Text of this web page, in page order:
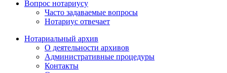
Вопрос нотариусу
Часто задаваемые вопросы
Нотариус отвечает
Нотариальный архив
О деятельности архивов
Административные процедуры
Контакты